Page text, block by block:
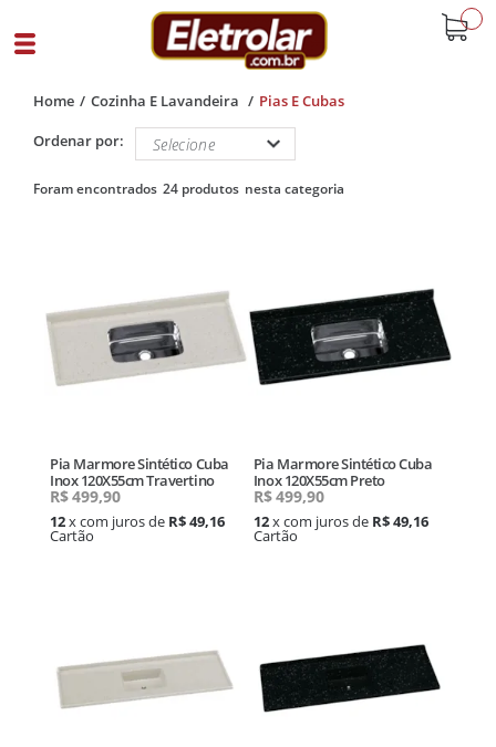
Home Cozinha E Lavandeira Pias E Cubas
24 produtos
Ordenar por:
Pia Marmore Sintético Cuba
Inox 120X55cm Travertino
R$499,90
12x com juros de R$ 49,16
Cartão
Pia Marmore Sintético Cuba
Inox 120X55cm Preto
R$499,90
12x com juros de R$ 49,16
Cartão